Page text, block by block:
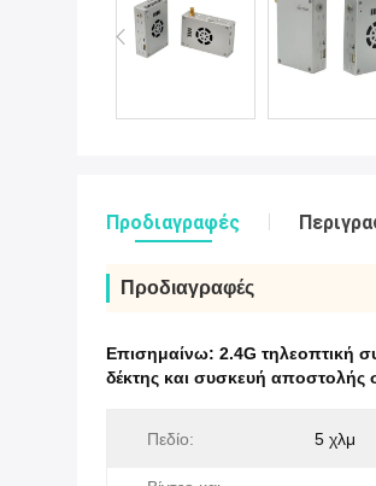
Προδιαγραφές
Προδιαγραφές
Επισημαίνω: 2.4G τηλεοπτική
δέκτης και συσκευή
Πεδίο: 5 χλμ